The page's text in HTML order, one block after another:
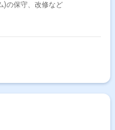
)の保守、改修など